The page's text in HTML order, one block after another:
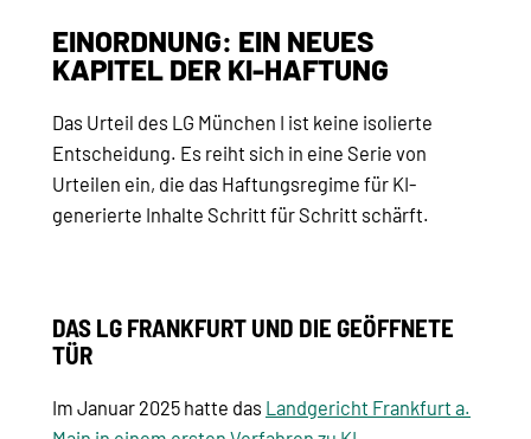
EINORDNUNG: EIN NEUES
KAPITEL DER KI-HAFTUNG
Das Urteil des LG München I ist keine isolierte
Entscheidung. Es reiht sich in eine Serie von
Urteilen ein, die das Haftungsregime für KI-
generierte Inhalte Schritt für Schritt schärft.
DAS LG FRANKFURT UND DIE GEÖFFNETE
TÜR
Im Januar 2025 hatte das Landgericht Frankfurt a.